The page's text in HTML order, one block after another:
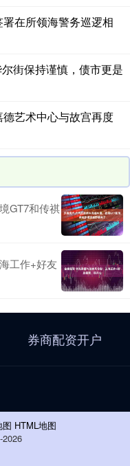
在所领海警务巡逻相
街保持谨慎，债市更是
艺术中心与故宫再度
GT7和传祺
工作+好友
券商配资开户
图 HTML地图